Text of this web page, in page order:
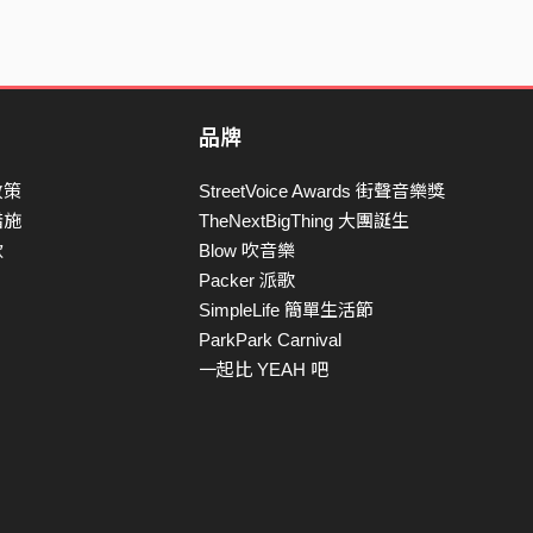
策
施
品牌
StreetVoice Awards 街聲音樂獎
TheNextBigThing 大團誕生
Blow 吹音樂
Packer 派歌
SimpleLife 簡單生活節
ParkPark Carnival
一起比 YEAH 吧